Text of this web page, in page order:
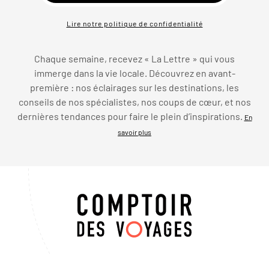
Lire notre politique de confidentialité
Chaque semaine, recevez « La Lettre » qui vous
immerge dans la vie locale. Découvrez en avant-
première : nos éclairages sur les destinations, les
conseils de nos spécialistes, nos coups de cœur, et nos
dernières tendances pour faire le plein d’inspirations.
En
savoir plus